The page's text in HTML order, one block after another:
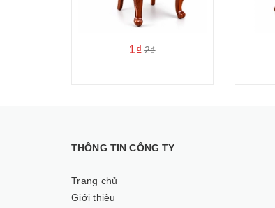
1₫ 2₫
THÔNG TIN CÔNG TY
Trang chủ
Giới thiệu